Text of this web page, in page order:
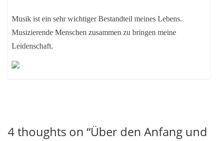
Musik ist ein sehr wichtiger Bestandteil meines Lebens.
Musizierende Menschen zusammen zu bringen meine
Leidenschaft.
4 thoughts on “Über den Anfang und